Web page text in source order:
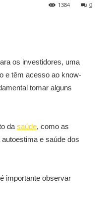
0
1384
os investidores, uma
e têm acesso ao know-
tomar alguns
da saúde, como as
e saúde dos
importante observar